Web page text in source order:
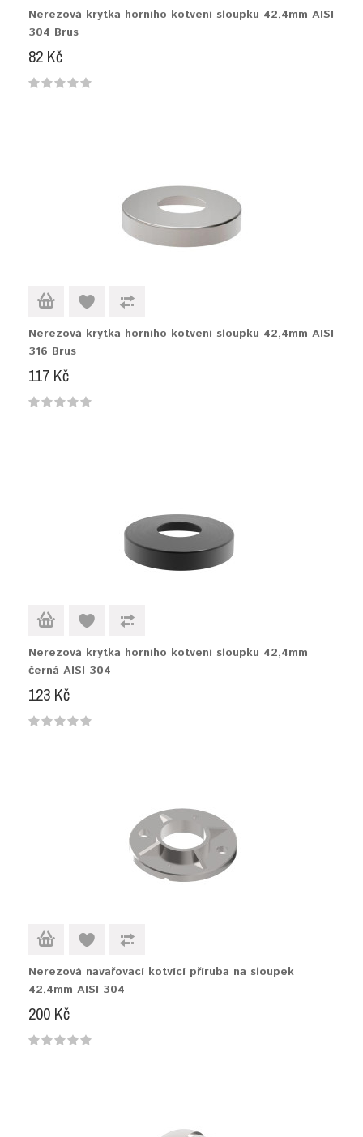
Nerezová krytka horního kotvení sloupku 42,4mm AISI
304 Brus
82 Kč
Nerezová krytka horního kotvení sloupku 42,4mm AISI
316 Brus
117 Kč
Nerezová krytka horního kotvení sloupku 42,4mm
černá AISI 304
123 Kč
Nerezová navařovací kotvící příruba na sloupek
42,4mm AISI 304
200 Kč